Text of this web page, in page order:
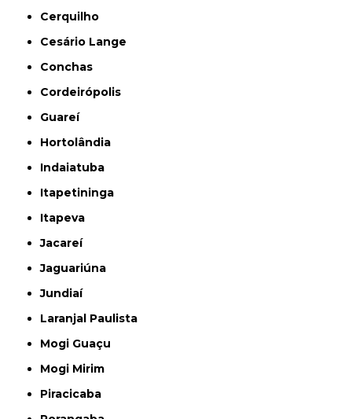
Cerquilho
Cesário Lange
Conchas
Cordeirópolis
Guareí
Hortolândia
Indaiatuba
Itapetininga
Itapeva
Jacareí
Jaguariúna
Jundiaí
Laranjal Paulista
Mogi Guaçu
Mogi Mirim
Piracicaba